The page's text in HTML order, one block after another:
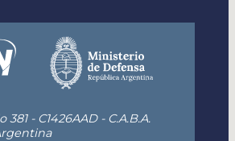
381 - C1426AAD - C.A.B.A.